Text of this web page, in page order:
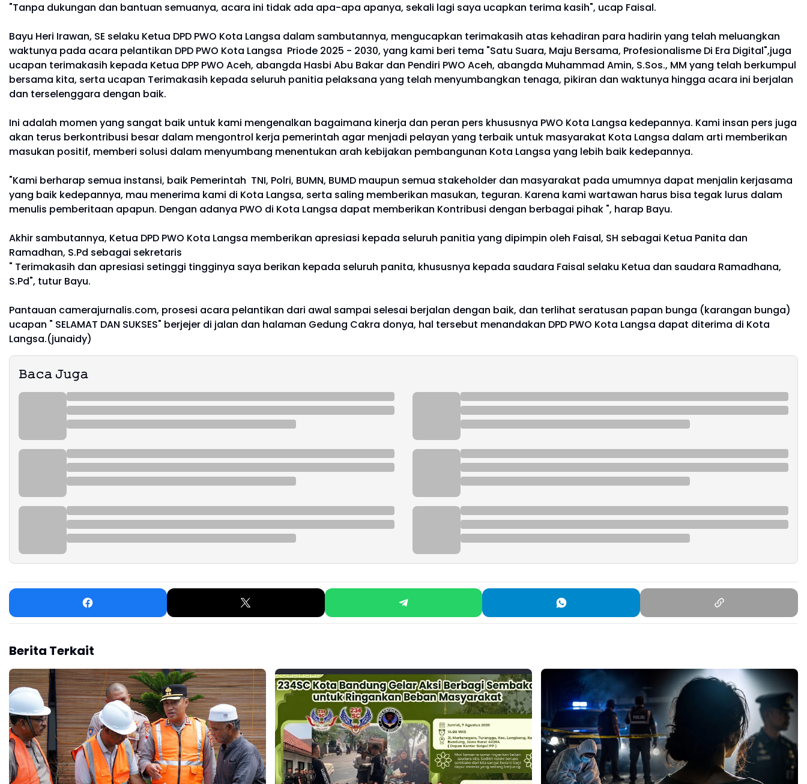
"Tanpa dukungan dan bantuan semuanya, acara ini tidak ada apa-apa apanya, sekali lagi saya ucapkan terima kasih", ucap Faisal.
Bayu Heri Irawan, SE selaku Ketua DPD PWO Kota Langsa dalam sambutannya, mengucapkan terimakasih atas kehadiran para hadirin yang telah meluangkan
waktunya pada acara pelantikan DPD PWO Kota Langsa Priode 2025 - 2030, yang kami beri tema "Satu Suara, Maju Bersama, Profesionalisme Di Era Digital",juga
ucapan terimakasih kepada Ketua DPP PWO Aceh, abangda Hasbi Abu Bakar dan Pendiri PWO Aceh, abangda Muhammad Amin, S.Sos., MM yang telah berkumpul
bersama kita, serta ucapan Terimakasih kepada seluruh panitia pelaksana yang telah menyumbangkan tenaga, pikiran dan waktunya hingga acara ini berjalan
dan terselenggara dengan baik.
Ini adalah momen yang sangat baik untuk kami mengenalkan bagaimana kinerja dan peran pers khususnya PWO Kota Langsa kedepannya. Kami insan pers juga
akan terus berkontribusi besar dalam mengontrol kerja pemerintah agar menjadi pelayan yang terbaik untuk masyarakat Kota Langsa dalam arti memberikan
masukan positif, memberi solusi dalam menyumbang menentukan arah kebijakan pembangunan Kota Langsa yang lebih baik kedepannya.
"Kami berharap semua instansi, baik Pemerintah TNI, Polri, BUMN, BUMD maupun semua stakeholder dan masyarakat pada umumnya dapat menjalin kerjasama
yang baik kedepannya, mau menerima kami di Kota Langsa, serta saling memberikan masukan, teguran. Karena kami wartawan harus bisa tegak lurus dalam
menulis pemberitaan apapun. Dengan adanya PWO di Kota Langsa dapat memberikan Kontribusi dengan berbagai pihak ", harap Bayu.
Akhir sambutannya, Ketua DPD PWO Kota Langsa memberikan apresiasi kepada seluruh panitia yang dipimpin oleh Faisal, SH sebagai Ketua Panita dan
Ramadhan, S.Pd sebagai sekretaris
" Terimakasih dan apresiasi setinggi tingginya saya berikan kepada seluruh panita, khususnya kepada saudara Faisal selaku Ketua dan saudara Ramadhana,
S.Pd", tutur Bayu.
Pantauan camerajurnalis.com, prosesi acara pelantikan dari awal sampai selesai berjalan dengan baik, dan terlihat seratusan papan bunga (karangan bunga)
ucapan " SELAMAT DAN SUKSES" berjejer di jalan dan halaman Gedung Cakra donya, hal tersebut menandakan DPD PWO Kota Langsa dapat diterima di Kota
Langsa.(junaidy)
𝙱𝚊𝚌𝚊 𝙹𝚞𝚐𝚊
Berita Terkait